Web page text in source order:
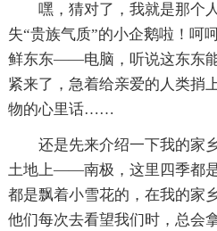
嘿，猜对了，我就是那个人
失“贵族气质”的小企鹅啦！呵
鲜东东——电脑，听说这东东
紧来了，急着给亲爱的人类捎
物的心里话……
还是先来介绍一下我的家乡
土地上——南极，这里四季都
都是飘着小雪花的，在我的家
他们每次去看望我们时，总会